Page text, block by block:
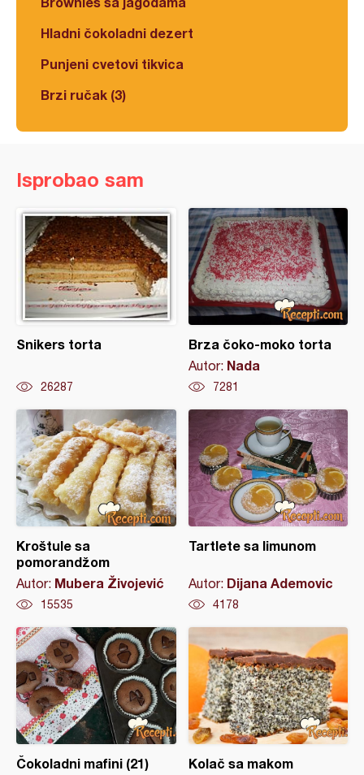
Hladni čokoladni dezert
Punjeni cvetovi tikvica
Brzi ručak (3)
Isprobao sam
Snikers torta
26287
Brza čoko-moko torta
Autor: Nada
7281
Kroštule sa
pomorandžom
Autor: Mubera Živojević
15535
Tartlete sa limunom
Autor: Dijana Ademovic
4178
Čokoladni mafini (21) Kolač sa makom